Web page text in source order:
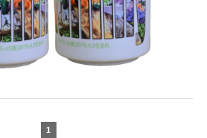
1